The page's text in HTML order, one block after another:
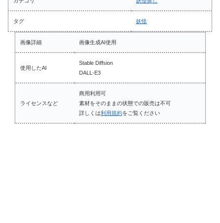
タグ 妖怪
画像詳細 画像生成AI使用
使用したAI
Stable Diffsion
DALL-E3
ライセンスなど
商用利用可
素材をそのままの状態での販売は不可
詳しくは利用規約をご覧ください